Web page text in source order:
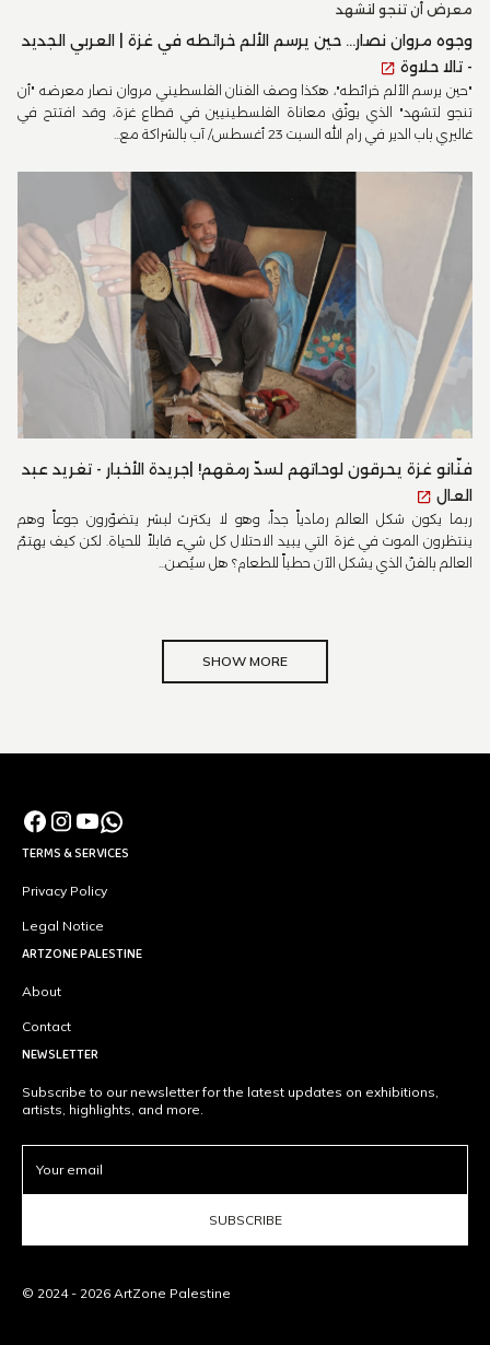
معرض أن تنجو لتشهد
وجوه مروان نصار... حين يرسم الألم خرائطه في غزة | العربي الجديد
- تالا حلاوة
"حين يرسم الألم خرائطه"، هكذا وصف الفنان الفلسطيني مروان نصار معرضه "أن
تنجو لتشهد" الذي يوثّق معاناة الفلسطينيين في قطاع غزة، وقد افتتح في
غاليري باب الدير في رام الله السبت 23 أغسطس/ آب بالشراكة مع...
فنّانو غزة يحرقون لوحاتهم لسدّ رمقهم! |جريدة الأخبار - تغريد عبد
العال
ربما يكون شكل العالم رمادياً جداً، وهو لا يكترث لبشر يتضوّرون جوعاً وهم
ينتظرون الموت في غزة التي يبيد الاحتلال كل شيء قابلاً للحياة. لكن كيف يهتمّ
العالم بالفنّ الذي يشكل الآن حطباً للطعام؟ هل سيُصن...
SHOW MORE
TERMS & SERVICES
Privacy Policy
Legal Notice
ARTZONE PALESTINE
About
Contact
NEWSLETTER
Subscribe to our newsletter for the latest updates on exhibitions,
artists, highlights, and more.
SUBSCRIBE
© 2024 - 2026 ArtZone Palestine